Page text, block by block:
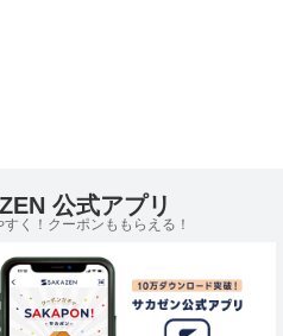
公式アプリ
すく！クーポンももらえる！